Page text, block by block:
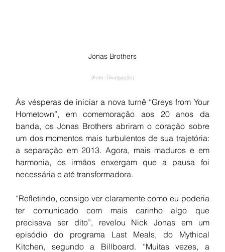
Jonas Brothers
(Foto: Divulgação)
Às vésperas de iniciar a nova turnê “Greys from Your
Hometown”, em comemoração aos 20 anos da
banda, os Jonas Brothers abriram o coração sobre
um dos momentos mais turbulentos de sua trajetória:
a separação em 2013. Agora, mais maduros e em
harmonia, os irmãos enxergam que a pausa foi
necessária e até transformadora.
“Refletindo, consigo ver claramente como eu poderia
ter comunicado com mais carinho algo que
precisava ser dito”, revelou Nick Jonas em um
episódio do programa Last Meals, do Mythical
Kitchen, segundo a Billboard. “Muitas vezes, a